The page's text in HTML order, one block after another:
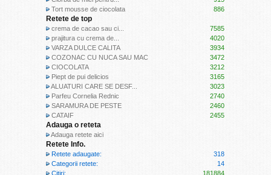
Tort mousse de ciocolata
886
Retete de top
crema de cacao sau ci...
7585
prajitura cu crema de...
4020
VARZA DULCE CALITA
3934
COZONAC CU NUCA SAU MAC
3472
CIOCOLATA
3212
Piept de pui delicios
3165
ALUATURI CARE SE DESF...
3023
Parfeu Cornelia Rednic
2740
SARAMURA DE PESTE
2460
CATAIF
2455
Adauga o reteta
Adauga retete aici
Retete Info.
Retete adaugate:
318
Categorii retete:
14
Citiri:
181884